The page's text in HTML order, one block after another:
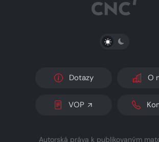
PŘEPNOUT
Dotazy O
VOP
Autorská práva k publikovaným